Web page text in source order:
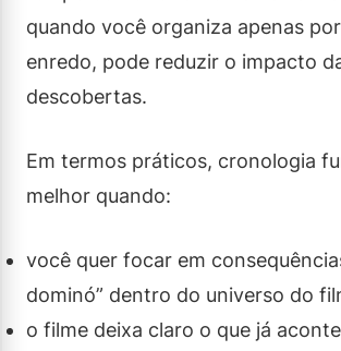
quando você organiza apenas
enredo, pode reduzir o impacto
descobertas.
Em termos práticos, cronologia
melhor quando:
você quer focar em
dominó” dentro do universo do
o filme deixa claro o que já